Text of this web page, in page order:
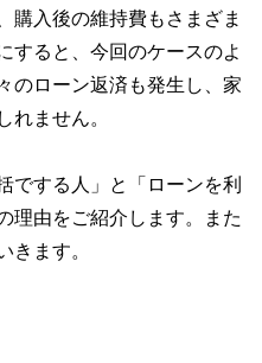
購入後の維持費もさまざま
すると、今回のケースのよ
のローン返済も発生し、家
れません。
でする人」と「ローンを利
理由をご紹介します。また
きます。